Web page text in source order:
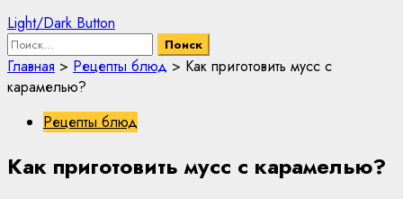
Light/Dark Button
Найти:
Главная > Рецепты блюд > Как приготовить мусс с
карамелью?
Рецепты блюд
Как приготовить мусс с карамелью?